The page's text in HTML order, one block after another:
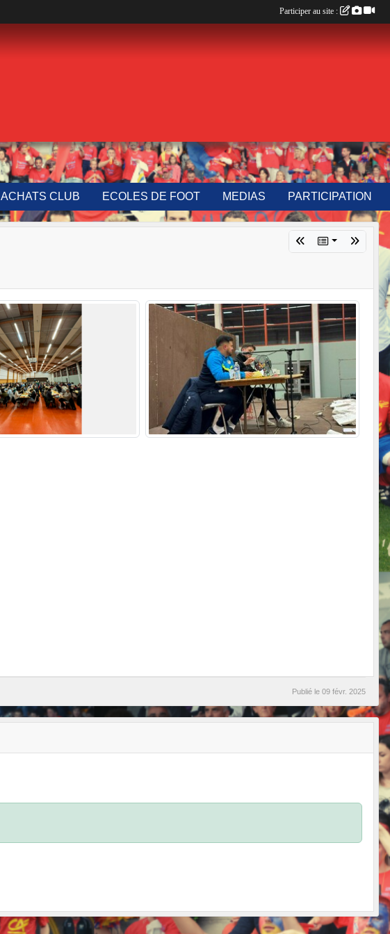
ACHATS CLUB ECOLES DE FOOT MEDIAS PARTICIPATION
Publié le 09 févr. 2025
Participer au site :